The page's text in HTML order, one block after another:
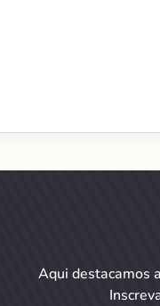
Aqui destacamos